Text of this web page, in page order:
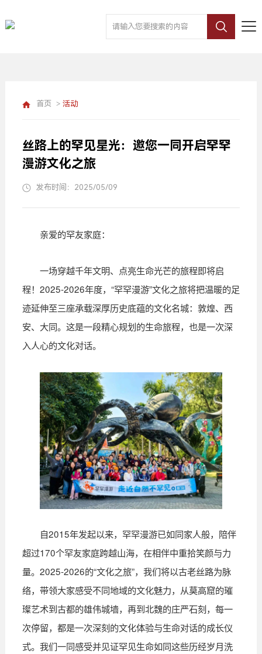
首页 > 活动
丝路上的罕见星光：邀您一同开启罕罕
漫游文化之旅
发布时间：2025/05/09
亲爱的罕友家庭：
一场穿越千年文明、点亮生命光芒的旅程即将启
程！2025-2026年度，“罕罕漫游”文化之旅将把温暖的足
迹延伸至三座承载深厚历史底蕴的文化名城：敦煌、西
安、大同。这是一段精心规划的生命旅程，也是一次深
入人心的文化对话。
自2015年发起以来，罕罕漫游已如同家人般，陪伴
超过170个罕友家庭跨越山海，在相伴中重拾笑颜与力
量。2025-2026的“文化之旅”，我们将以古老丝路为脉
络，带领大家感受不同地域的文化魅力，从莫高窟的璀
璨艺术到古都的雄伟城墙，再到北魏的庄严石刻，每一
次停留，都是一次深刻的文化体验与生命对话的成长仪
式。我们一同感受并见证罕见生命如同这些历经岁月洗